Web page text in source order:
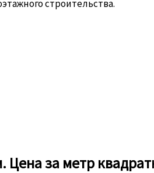
строительства.
Цена за метр